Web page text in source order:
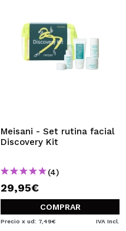
Meisani - Set rutina facial
Discovery Kit
(4)
29,95€
COMPRAR
Precio x ud: 7,49€ IVA Incl.